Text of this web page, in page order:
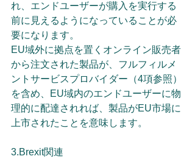
れ、エンドユーザーが購入を実行する
前に見えるようになっていることが必
要になります。
EU域外に拠点を置くオンライン販売者
から注文された製品が、フルフィルメ
ントサービスプロバイダー（4項参照）
を含め、EU域内のエンドユーザーに物
理的に配達されれば、製品がEU市場に
上市されたことを意味します。
3.Brexit関連